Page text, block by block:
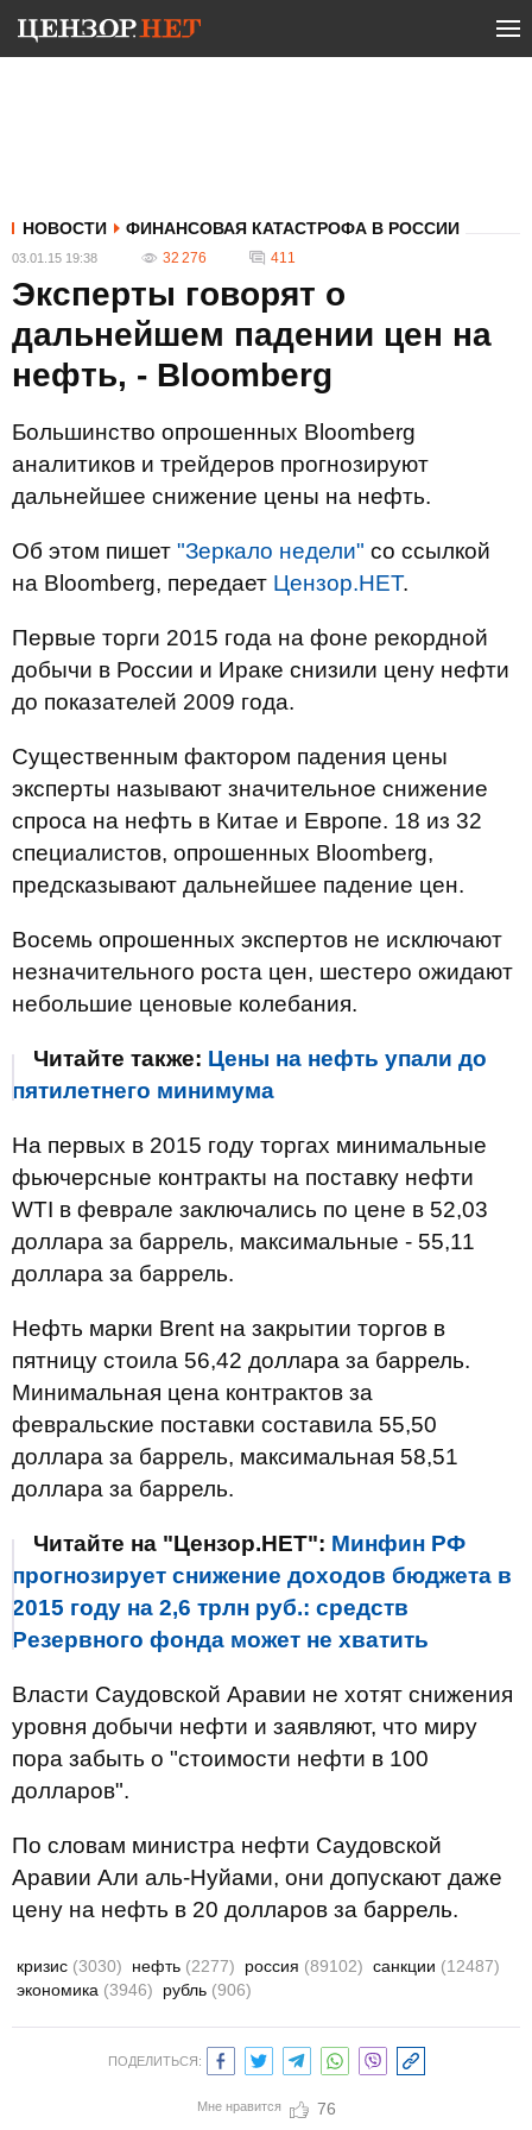
НОВОСТИ ФИНАНСОВАЯ КАТАСТРОФА В РОССИИ
03.01.15 19:38 32 276 411
Эксперты говорят о
дальнейшем падении цен на
нефть, - Bloomberg
Большинство опрошенных Bloomberg
аналитиков и трейдеров прогнозируют
дальнейшее снижение цены на нефть.
Об этом пишет "Зеркало недели" со ссылкой
на Bloomberg, передает Цензор.НЕТ.
Первые торги 2015 года на фоне рекордной
добычи в России и Ираке снизили цену нефти
до показателей 2009 года.
Существенным фактором падения цены
эксперты называют значительное снижение
спроса на нефть в Китае и Европе. 18 из 32
специалистов, опрошенных Bloomberg,
предсказывают дальнейшее падение цен.
Восемь опрошенных экспертов не исключают
незначительного роста цен, шестеро ожидают
небольшие ценовые колебания.
Читайте также: Цены на нефть упали до
пятилетнего минимума
На первых в 2015 году торгах минимальные
фьючерсные контракты на поставку нефти
WTI в феврале заключались по цене в 52,03
доллара за баррель, максимальные - 55,11
доллара за баррель.
Нефть марки Brent на закрытии торгов в
пятницу стоила 56,42 доллара за баррель.
Минимальная цена контрактов за
февральские поставки составила 55,50
доллара за баррель, максимальная 58,51
доллара за баррель.
Читайте на "Цензор.НЕТ": Минфин РФ
прогнозирует снижение доходов бюджета в
2015 году на 2,6 трлн руб.: средств
Резервного фонда может не хватить
Власти Саудовской Аравии не хотят снижения
уровня добычи нефти и заявляют, что миру
пора забыть о "стоимости нефти в 100
долларов".
По словам министра нефти Саудовской
Аравии Али аль-Нуйами, они допускают даже
цену на нефть в 20 долларов за баррель.
кризис (3030) нефть (2277) россия (89102) санкции (12487)
экономика (3946) рубль (906)
ПОДЕЛИТЬСЯ:
Мне нравится 76